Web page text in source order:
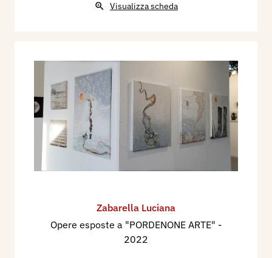
Visualizza scheda
Zabarella Luciana
Opere esposte a "PORDENONE ARTE" -
2022